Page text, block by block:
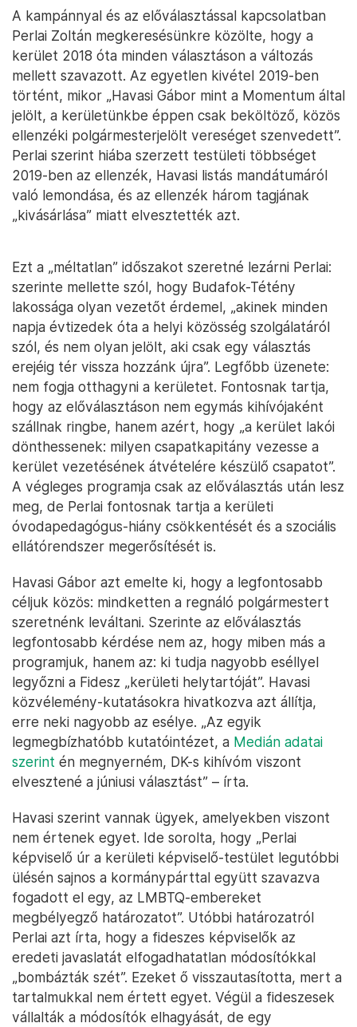
A kampánnyal és az előválasztással kapcsolatban
Perlai Zoltán megkeresésünkre közölte, hogy a
kerület 2018 óta minden választáson a változás
mellett szavazott. Az egyetlen kivétel 2019-ben
történt, mikor „Havasi Gábor mint a Momentum által
jelölt, a kerületünkbe éppen csak beköltöző, közös
ellenzéki polgármesterjelölt vereséget szenvedett”.
Perlai szerint hiába szerzett testületi többséget
2019-ben az ellenzék, Havasi listás mandátumáról
való lemondása, és az ellenzék három tagjának
„kivásárlása” miatt elvesztették azt.
Ezt a „méltatlan” időszakot szeretné lezárni Perlai:
szerinte mellette szól, hogy Budafok-Tétény
lakossága olyan vezetőt érdemel, „akinek minden
napja évtizedek óta a helyi közösség szolgálatáról
szól, és nem olyan jelölt, aki csak egy választás
erejéig tér vissza hozzánk újra”. Legfőbb üzenete:
nem fogja otthagyni a kerületet. Fontosnak tartja,
hogy az előválasztáson nem egymás kihívójaként
szállnak ringbe, hanem azért, hogy „a kerület lakói
dönthessenek: milyen csapatkapitány vezesse a
kerület vezetésének átvételére készülő csapatot”.
A végleges programja csak az előválasztás után lesz
meg, de Perlai fontosnak tartja a kerületi
óvodapedagógus-hiány csökkentését és a szociális
ellátórendszer megerősítését is.
Havasi Gábor azt emelte ki, hogy a legfontosabb
céljuk közös: mindketten a regnáló polgármestert
szeretnénk leváltani. Szerinte az előválasztás
legfontosabb kérdése nem az, hogy miben más a
programjuk, hanem az: ki tudja nagyobb eséllyel
legyőzni a Fidesz „kerületi helytartóját”. Havasi
közvélemény-kutatásokra hivatkozva azt állítja,
erre neki nagyobb az esélye. „Az egyik
legmegbízhatóbb kutatóintézet, a Medián adatai
szerint én megnyerném, DK-s kihívóm viszont
elvesztené a júniusi választást” – írta.
Havasi szerint vannak ügyek, amelyekben viszont
nem értenek egyet. Ide sorolta, hogy „Perlai
képviselő úr a kerületi képviselő-testület legutóbbi
ülésén sajnos a kormánypárttal együtt szavazva
fogadott el egy, az LMBTQ-embereket
megbélyegző határozatot”. Utóbbi határozatról
Perlai azt írta, hogy a fideszes képviselők az
eredeti javaslatát elfogadhatatlan módosítókkal
„bombázták szét”. Ezeket ő visszautasította, mert a
tartalmukkal nem értett egyet. Végül a fideszesek
vállalták a módosítók elhagyását, de egy